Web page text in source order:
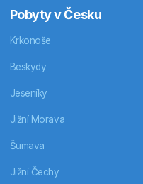
Pobyty v Česku
Krkonoše
Beskydy
Jeseníky
Jižní Morava
Šumava
Jižní Čechy